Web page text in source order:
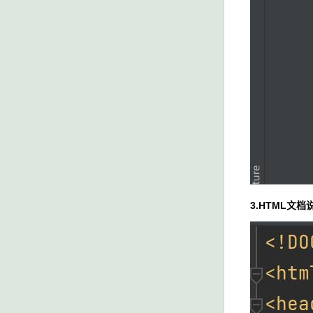
3.HTML文档